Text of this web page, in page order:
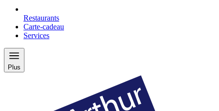
Restaurants
Carte-cadeau
Services
Plus